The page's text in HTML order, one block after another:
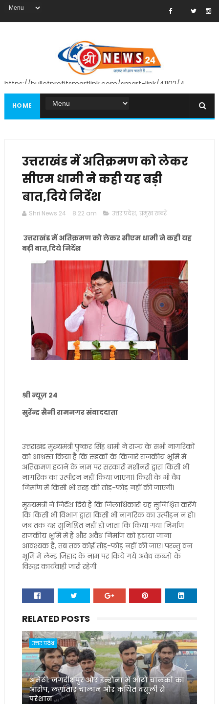
https://bulletprofitsmartlink.com/smart-link/41102/4
HOME
उत्तराखंड में अतिक्रमण को लेकर
सीएम धामी ने कही यह बड़ी
बात,दिये निर्देश
Shri News 24 8:22 am उत्तर प्रदेश, प्रमुख खबरें
उत्तराखंड में अतिक्रमण को लेकर सीएम धामी ने कही यह
बड़ी बात,दिये निर्देश
श्री न्यूज़ 24
सुरेंन्द्र सैनी रामनगर संवाददाता
उत्तराखंड मुख्यमंत्री पुष्कर सिंह धामी ने राज्य के सभी नागरिकों
को आश्वस्त किया है कि सड़कों के किनारे राजकीय भूमि में
अतिक्रमण हटाने के नाम पर सरकारी मशीनरी द्वारा किसी भी
नागरिक का उत्पीडन नहीं किया जाएगा। किसी के भी वैध
निर्माण में किसी भी तरह की तोड़-फोड़ नहीं की जाएगी।
मुख्यमंत्री ने निर्देश दिये हैं कि जिलाधिकारी यह सुनिश्चित करेंगे
कि किसी भी विभाग द्वारा किसी भी नागरिक का उत्पीड़न न हो।
जब तक यह सुनिश्चित नहीं हो जाता कि किया गया निर्माण
राजकीय भूमि में हैं और अवैध निर्माण को हटाया जाना
आवश्यक है, तब तक कोई तोड़-फोड़ नहीं की जाए। परन्तु वन
भूमि में लैन्ड जिहाद के नाम पर किये गये अवैध कब्जों के
विरूद्ध कार्यवाही जारी रहेगी
RELATED POSTS
उत्तर प्रदेश
अमेठी: जगदीशपुर और इन्हौना में ऑटो चालकों का
आरोप, लगातार चालान और कथित वसूली से
परेशान